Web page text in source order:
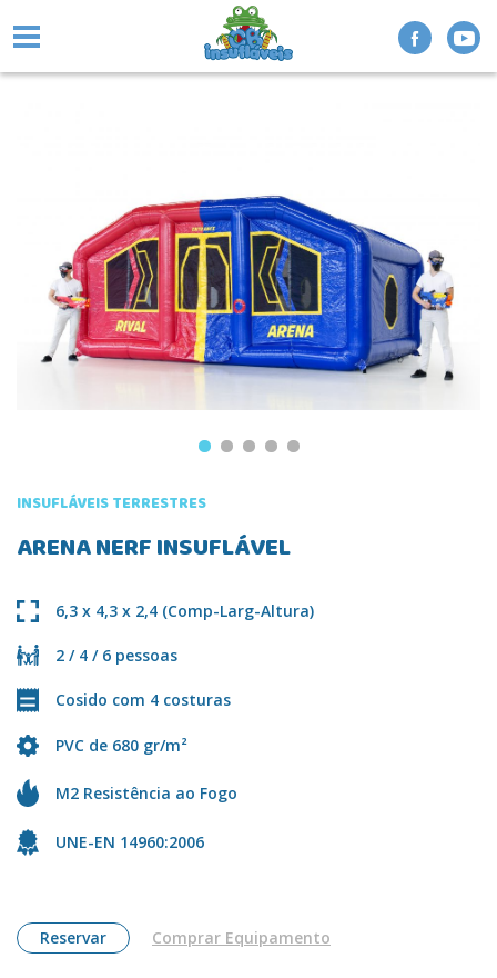
INSUFLÁVEIS TERRESTRES
ARENA NERF INSUFLÁVEL
6,3 x 4,3 x 2,4 (Comp-Larg-Altura)
2 / 4 / 6 pessoas
Cosido com 4 costuras
PVC de 680 gr/m²
M2 Resistência ao Fogo
UNE-EN 14960:2006
Reservar Comprar Equipamento